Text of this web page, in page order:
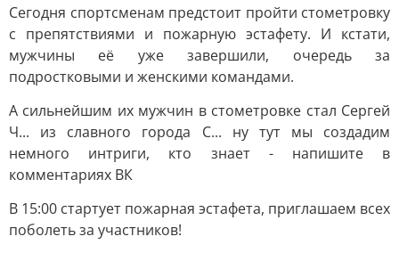
Сегодня спортсменам предстоит пройти стометровку
с препятствиями и пожарную эстафету. И кстати,
мужчины её уже завершили, очередь за
подростковыми и женскими командами.
А сильнейшим их мужчин в стометровке стал Сергей
Ч... из славного города С... ну тут мы создадим
немного интриги, кто знает - напишите в
комментариях ВК
В 15:00 стартует пожарная эстафета, приглашаем всех
поболеть за участников!